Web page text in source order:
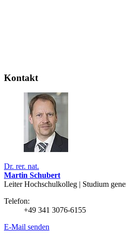
Kontakt
Dr. rer. nat.
Martin Schubert
Leiter Hochschulkolleg | Studium
Telefon:
+49 341 3076-6155
E-Mail senden